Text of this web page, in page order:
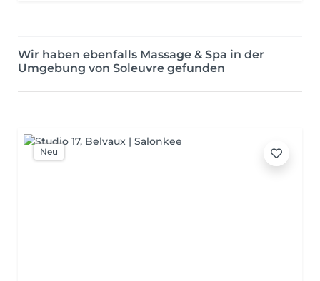
Wir haben ebenfalls Massage & Spa in der
Umgebung von Soleuvre gefunden
Neu